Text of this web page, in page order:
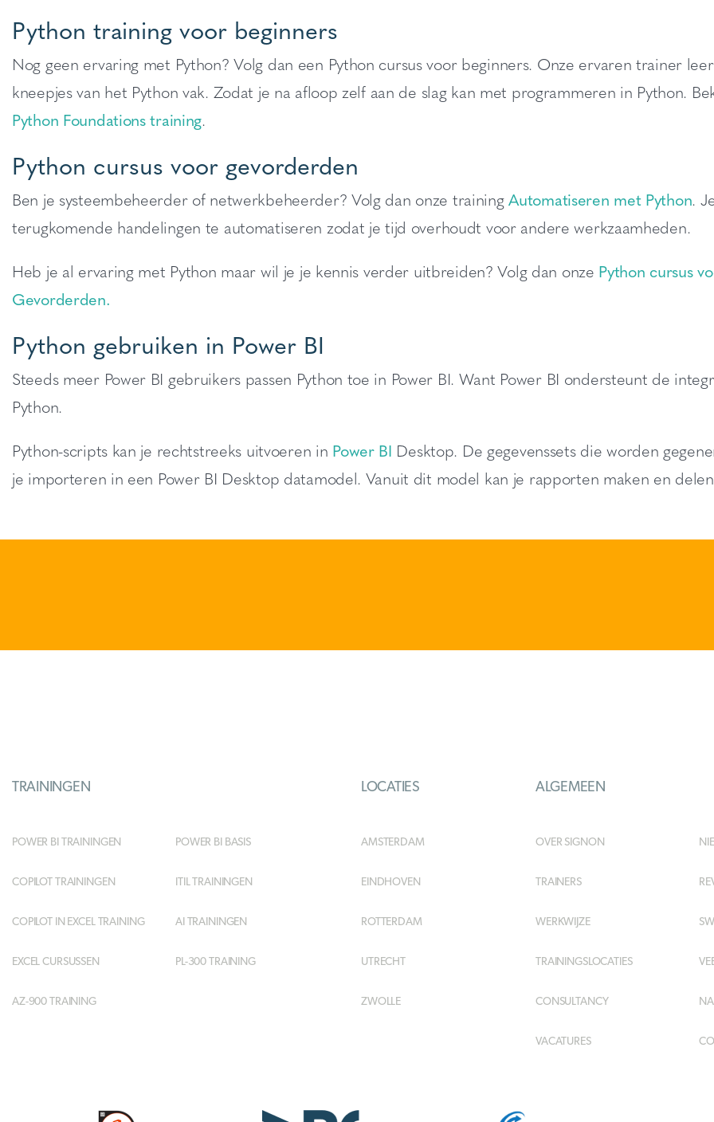
Python training voor beginners
Nog geen ervaring met Python? Volg dan een Python cursus voor beginners. Onze ervaren trainer
kneepjes van het Python vak. Zodat je na afloop zelf aan de slag kan met programmeren in Python.
Python Foundations training.
Python cursus voor gevorderden
Ben je systeembeheerder of netwerkbeheerder? Volg dan onze trainingAutomatiseren met Python.
terugkomende handelingen te automatiseren zodat je tijd overhoudt voor andere werkzaamheden.
Heb je al ervaring met Python maar wil je je kennis verder uitbreiden? Volg dan onze Python cursus
Gevorderden.
Python gebruiken in Power BI
Steeds meer Power BI gebruikers passen Python toe in Power BI. Want Power BI ondersteunt de
Python.
Python-scripts kan je rechtstreeks uitvoeren in Power BI Desktop. De gegevenssets die worden
je importeren in een Power BI Desktop datamodel. Vanuit dit model kan je rapporten maken en
TRAININGEN
POWER BI TRAININGEN POWER BI BASIS
COPILOT TRAININGEN ITIL TRAININGEN
COPILOT IN EXCEL TRAINING AI TRAININGEN
EXCEL CURSUSSEN PL-300 TRAINING
AZ-900 TRAINING
LOCATIES
AMSTERDAM
EINDHOVEN
ROTTERDAM
UTRECHT
ZWOLLE
ALGEMEEN
OVER SIGNON
TRAINERS
WERKWIJZE
TRAININGSLOCATIES
CONSULTANCY
VACATURES